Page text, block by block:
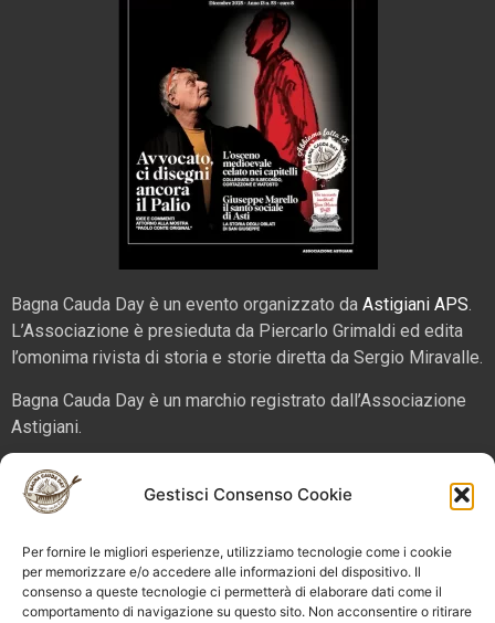
Gestisci Consenso Cookie
Per fornire le migliori esperienze, utilizziamo tecnologie come i cookie
per memorizzare e/o accedere alle informazioni del dispositivo. Il
consenso a queste tecnologie ci permetterà di elaborare dati come il
comportamento di navigazione su questo sito. Non acconsentire o ritirare
Bagna Cauda Day è un evento organizzato da Astigiani APS.
L’Associazione è presieduta da Piercarlo Grimaldi ed edita
l’omonima rivista di storia e storie diretta da Sergio Miravalle.
Bagna Cauda Day è un marchio registrato dall’Associazione
Astigiani.
La nostra sede è in via San Martino 2 (angolo corso Alfieri),
14100 – Asti. Tel. 324 5654070 emailinfo@bagnacaudaday.it
Supplemento al numero 52 di Astigiani testata registrata al
Tribunale di Asti n. 4 del 2012, direttore responsabile Sergio
Miravalle.